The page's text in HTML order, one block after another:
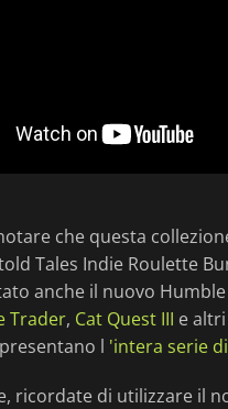
che questa
Tales Indie Roulette
anche il nuovo
Trader, Cat Quest III e
l 'intera serie
ricordate di utilizzare il